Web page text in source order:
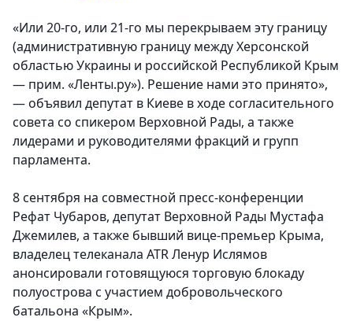
«Или 20-го, или 21-го мы перекрываем эту границу
(административную границу между Херсонской
областью Украины и российской Республикой Крым
— прим. «Ленты.ру»). Решение нами это принято»,
— объявил депутат в Киеве в ходе согласительного
совета со спикером Верховной Рады, а также
лидерами и руководителями фракций и групп
парламента.
8 сентября на совместной пресс-конференции
Рефат Чубаров, депутат Верховной Рады Мустафа
Джемилев, а также бывший вице-премьер Крыма,
владелец телеканала ATR Ленур Ислямов
анонсировали готовящуюся торговую блокаду
полуострова с участием добровольческого
батальона «Крым».